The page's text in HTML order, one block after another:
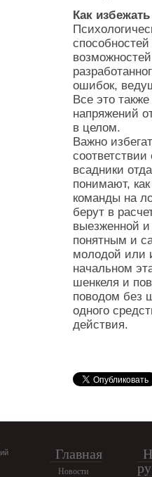
Как
ошибок,
Все это
напряжений
в целом.
Важно
всадники
понимают,
команды на
берут в
выезженной
понятным и
молодой или
начальном
шенкеля и
поводом без
одного
действия.
Главная
Новости